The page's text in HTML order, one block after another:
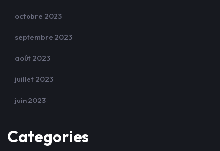
octobre 2023
septembre 2023
août 2023
juillet 2023
juin 2023
Categories